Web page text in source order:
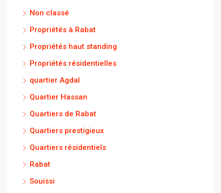
Non classé
Propriétés à Rabat
Propriétés haut standing
Propriétés résidentielles
quartier Agdal
Quartier Hassan
Quartiers de Rabat
Quartiers prestigieux
Quartiers résidentiels
Rabat
Souissi